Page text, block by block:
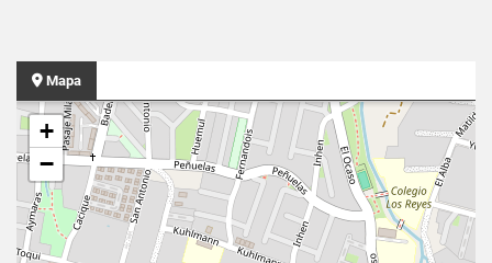
Mapa
+
−